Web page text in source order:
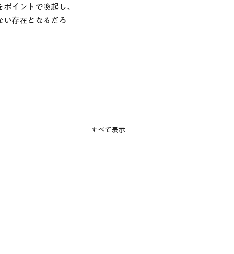
イントで喚起し、
い存在となるだろ
すべて表示